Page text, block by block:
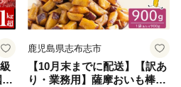
鹿児島県志布志市
【10月末までに配送】【訳あ
り・業務用】薩摩おいも棒セ